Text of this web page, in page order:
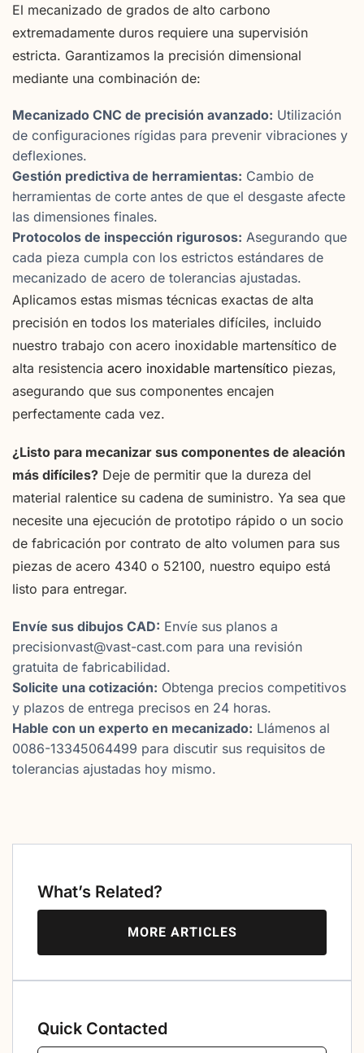
El mecanizado de grados de alto carbono
extremadamente duros requiere una supervisión
estricta. Garantizamos la precisión dimensional
mediante una combinación de:
Mecanizado CNC de precisión avanzado: Utilización
de configuraciones rígidas para prevenir vibraciones y
deflexiones.
Gestión predictiva de herramientas: Cambio de
herramientas de corte antes de que el desgaste afecte
las dimensiones finales.
Protocolos de inspección rigurosos: Asegurando que
cada pieza cumpla con los estrictos estándares de
mecanizado de acero de tolerancias ajustadas.
Aplicamos estas mismas técnicas exactas de alta
precisión en todos los materiales difíciles, incluido
nuestro trabajo con acero inoxidable martensítico de
alta resistencia acero inoxidable martensítico piezas,
asegurando que sus componentes encajen
perfectamente cada vez.
¿Listo para mecanizar sus componentes de aleación
más difíciles? Deje de permitir que la dureza del
material ralentice su cadena de suministro. Ya sea que
necesite una ejecución de prototipo rápido o un socio
de fabricación por contrato de alto volumen para sus
piezas de acero 4340 o 52100, nuestro equipo está
listo para entregar.
Envíe sus dibujos CAD: Envíe sus planos a
precisionvast@vast-cast.com para una revisión
gratuita de fabricabilidad.
Solicite una cotización: Obtenga precios competitivos
y plazos de entrega precisos en 24 horas.
Hable con un experto en mecanizado: Llámenos al
0086-13345064499 para discutir sus requisitos de
tolerancias ajustadas hoy mismo.
What’s Related?
MORE ARTICLES
Quick Contacted